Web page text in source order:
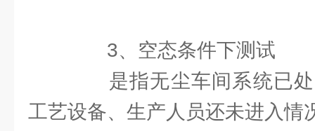
3、空态条件下测试
是指无尘车间系统已处
工艺设备、生产人员还未进入情